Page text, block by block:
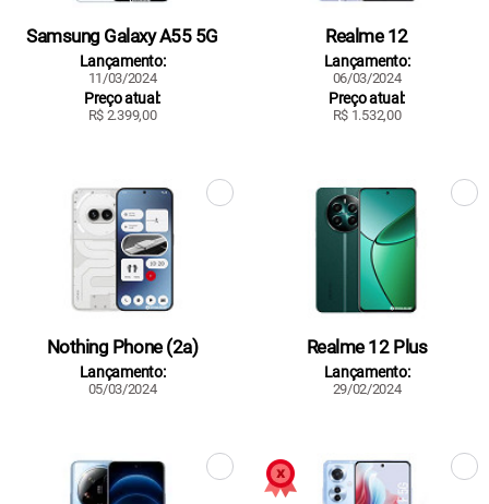
Samsung Galaxy A55 5G
Lançamento:
11/03/2024
Preço atual:
R$ 2.399,00
Realme 12
Lançamento:
06/03/2024
Preço atual:
R$ 1.532,00
Nothing Phone (2a)
Lançamento:
05/03/2024
Realme 12 Plus
Lançamento:
29/02/2024